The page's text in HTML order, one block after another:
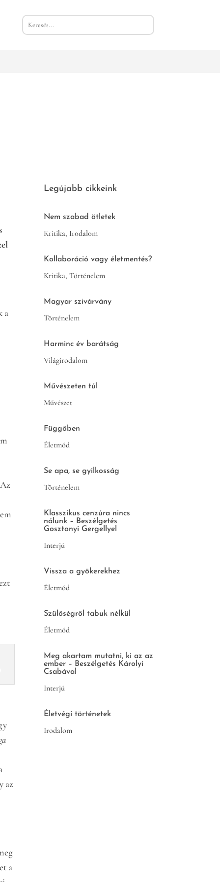
a
az
a
Legújabb cikkeink
Nem szabad ötletek
Kritika, Irodalom
Kollaboráció vagy életmentés?
Kritika,Történelem
Magyar szivárvány
Történelem
Harminc év barátság
Világirodalom
Művészeten túl
Művészet
Függőben
Életmód
Se apa, se gyilkosság
Történelem
Klasszikus cenzúra nincs
nálunk – Beszélgetés
Gosztonyi Gergellyel
Interjú
Vissza a gyökerekhez
Életmód
Szülőségről tabuk nélkül
Életmód
Meg akartam mutatni, ki az az
ember – Beszélgetés Károlyi
Csabával
Interjú
Életvégi történetek
Irodalom